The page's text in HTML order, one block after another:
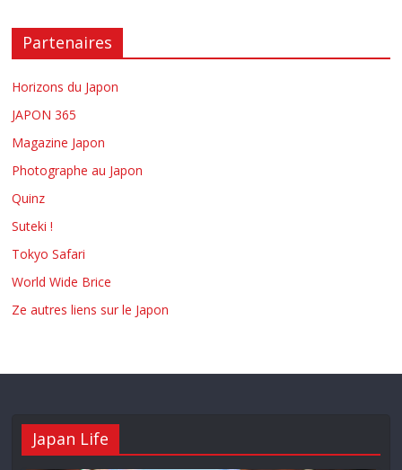
Partenaires
Horizons du Japon
JAPON 365
Magazine Japon
Photographe au Japon
Quinz
Suteki !
Tokyo Safari
World Wide Brice
Ze autres liens sur le Japon
Japan Life